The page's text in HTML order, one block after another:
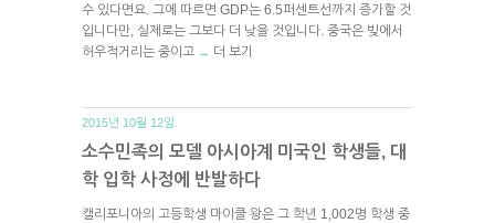
수 있다면요. 그에 따르면 GDP는 6.5퍼센트선까지 증가할 것
입니다만, 실제로는 그보다 더 낮을 것입니다. 중국은 빚에서
허우적거리는 중이고 → 더 보기
2015년 10월 12일.
소수민족의 모델 아시아계 미국인 학생들, 대
학 입학 사정에 반발하다
캘리포니아의 고등학생 마이클 왕은 그 학년 1,002명 학생 중